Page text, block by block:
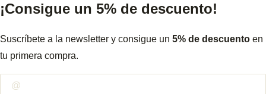
¡Consigue un 5% de descuento!
Suscríbete a la newsletter y consigue un 5% de descuento en
tu primera compra.